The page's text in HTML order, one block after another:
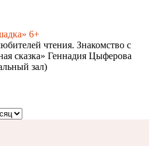
6+
чтения. Знакомство с
сказка» Геннадия Цыферова
зал)